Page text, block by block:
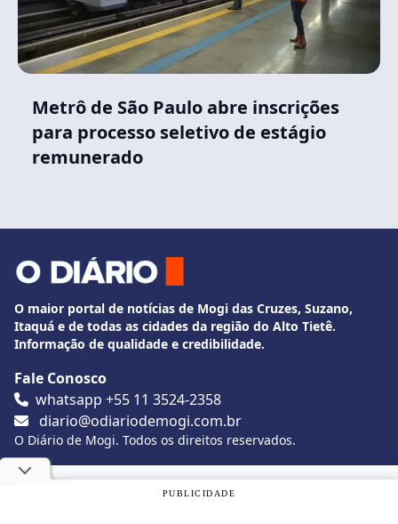
Metrô de São Paulo abre inscrições
para processo seletivo de estágio
remunerado
O maior portal de notícias de Mogi das Cruzes, Suzano,
Itaquá e de todas as cidades da região do Alto Tietê.
Informação de qualidade e credibilidade.
Fale Conosco
whatsapp +55 11 3524-2358
diario@odiariodemogi.com.br
O Diário de Mogi. Todos os direitos reservados.
Siga O Diário nas redes sociais
Utilizamos cookies, de acordo com a nossa
PUBLICIDADE